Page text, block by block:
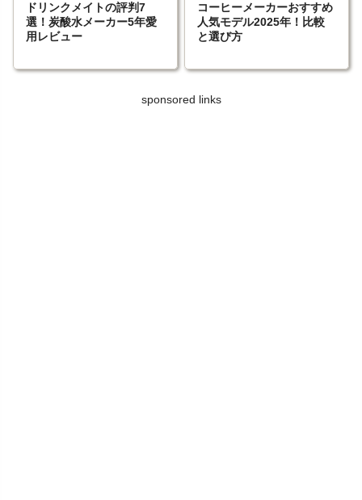
ドリンクメイトの評判7
選！炭酸水メーカー5年愛
用レビュー
コーヒーメーカーおすすめ
人気モデル2025年！比較
と選び方
sponsored links